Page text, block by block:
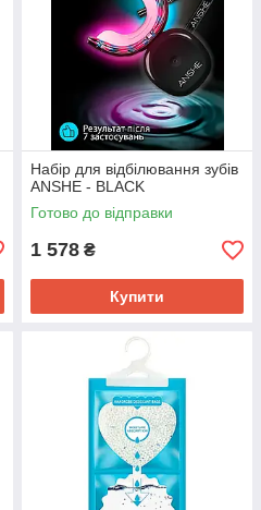
Набір для відбілювання зубів
ANSHE - BLACK
Готово до відправки
1 578 ₴
Купити